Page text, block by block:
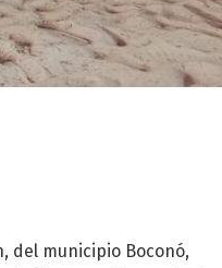
del municipio Boconó,